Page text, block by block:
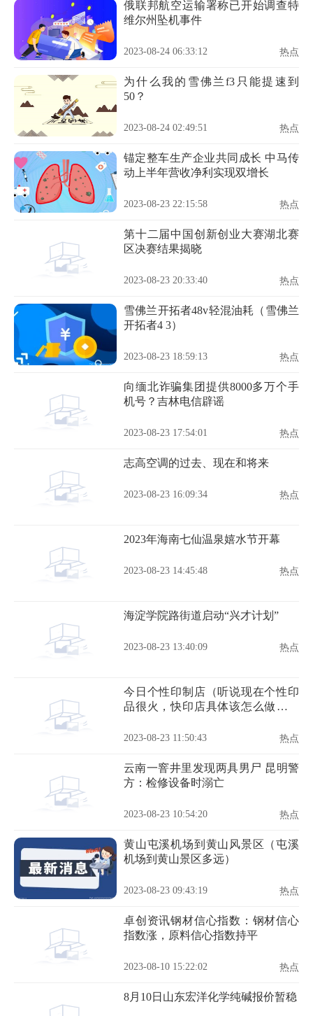
俄联邦航空运输署称已开始调查特
维尔州坠机事件
2023-08-24 06:33:12 热点
为什么我的雪佛兰f3只能提速到
50？
2023-08-24 02:49:51 热点
锚定整车生产企业共同成长 中马传
动上半年营收净利实现双增长
2023-08-23 22:15:58 热点
第十二届中国创新创业大赛湖北赛
区决赛结果揭晓
2023-08-23 20:33:40 热点
雪佛兰开拓者48v轻混油耗（雪佛兰
开拓者4 3）
2023-08-23 18:59:13 热点
向缅北诈骗集团提供8000多万个手
机号？吉林电信辟谣
2023-08-23 17:54:01 热点
志高空调的过去、现在和将来
2023-08-23 16:09:34 热点
2023年海南七仙温泉嬉水节开幕
2023-08-23 14:45:48 热点
海淀学院路街道启动“兴才计划”
2023-08-23 13:40:09 热点
今日个性印制店（听说现在个性印
品很火，快印店具体该怎么做个性
2023-08-23 11:50:43 热点
云南一窨井里发现两具男尸 昆明警
方：检修设备时溺亡
2023-08-23 10:54:20 热点
黄山屯溪机场到黄山风景区（屯溪
机场到黄山景区多远）
2023-08-23 09:43:19 热点
卓创资讯钢材信心指数：钢材信心
指数涨，原料信心指数持平
2023-08-10 15:22:02 热点
8月10日山东宏洋化学纯碱报价暂稳